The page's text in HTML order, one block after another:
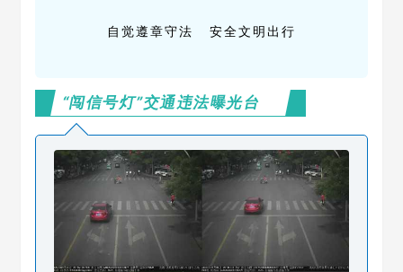
自觉遵章守法 安全文明出行
“闯信号灯”交通违法曝光台